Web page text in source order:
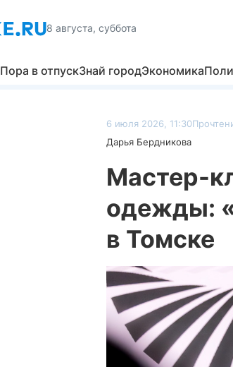
8 августа, суббота
Пора в отпускЗнай городЭкономика
6 июля 2026, 11:30
Дарья Бердникова
Мастер-
одежды:
в Томске